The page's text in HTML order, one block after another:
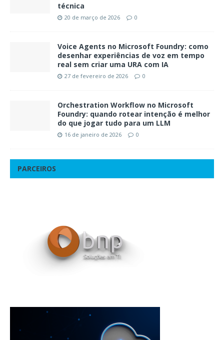
técnica
20 de março de 2026 0
Voice Agents no Microsoft Foundry: como
desenhar experiências de voz em tempo
real sem criar uma URA com IA
27 de fevereiro de 2026 0
Orchestration Workflow no Microsoft
Foundry: quando rotear intenção é melhor
do que jogar tudo para um LLM
16 de janeiro de 2026 0
PARCEIROS